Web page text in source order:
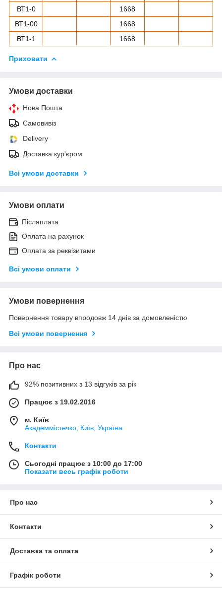
ВТ1-0
1668
ВТ1-00
1668
ВТ1-1
1668
Приховати
Умови доставки
Нова Пошта
Самовивіз
Delivery
Доставка кур'єром
Всі умови доставки
Умови оплати
Післяплата
Оплата на рахунок
Оплата за реквізитами
Всі умови оплати
Умови повернення
Повернення товару впродовж 14 днів за домовленістю
Всі умови повернення
Про нас
92% позитивних з 13 відгуків за рік
Працює з 19.02.2016
м. Київ
Академмістечко, Київ, Україна
Контакти
Сьогодні працює з 10:00 до 17:00
Показати весь графік роботи
Про нас
Контакти
Доставка та оплата
Графік роботи